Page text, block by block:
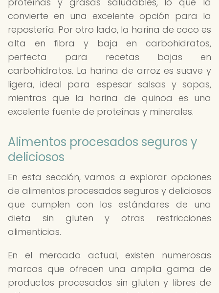
convierte en una excelente opción para la
repostería. Por otro lado, la harina de coco es
alta en fibra y baja en carbohidratos,
perfecta para recetas bajas en
carbohidratos. La harina de arroz es suave y
ligera, ideal para espesar salsas y sopas,
mientras que la harina de quinoa es una
excelente fuente de proteínas y minerales.
Alimentos procesados seguros y
deliciosos
En esta sección, vamos a explorar opciones
de alimentos procesados seguros y deliciosos
que cumplen con los estándares de una
dieta sin gluten y otras restricciones
alimenticias.
En el mercado actual, existen numerosas
marcas que ofrecen una amplia gama de
productos procesados sin gluten y libres de